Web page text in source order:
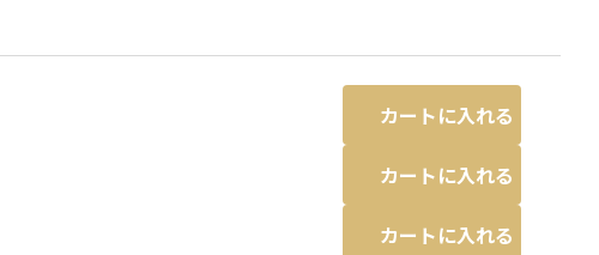
カートに入れる
カートに入れる
カートに入れる